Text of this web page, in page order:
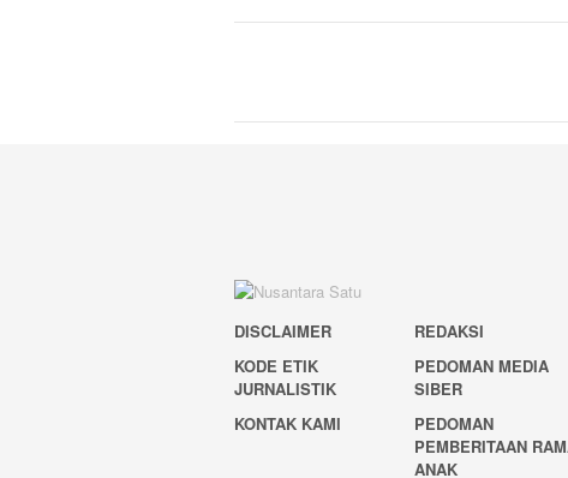
DISCLAIMER REDAKSI
KODE ETIK
JURNALISTIK
PEDOMAN MEDIA
SIBER
KONTAK KAMI
PEDOMAN
PEMBERITAAN
ANAK